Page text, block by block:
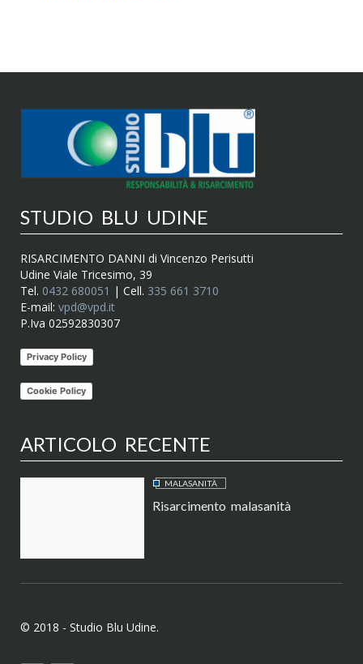
STUDIO BLU UDINE
RISARCIMENTO DANNI di Vincenzo Perisutti
Udine Viale Tricesimo, 39
Tel. 0432 680051 | Cell. 335 661 3710
E-mail: vpd@vpd.it
P.Iva 02592830307
Privacy Policy
Cookie Policy
ARTICOLO RECENTE
MALASANITÀ
Risarcimento malasanità
© 2018 - Studio Blu Udine.